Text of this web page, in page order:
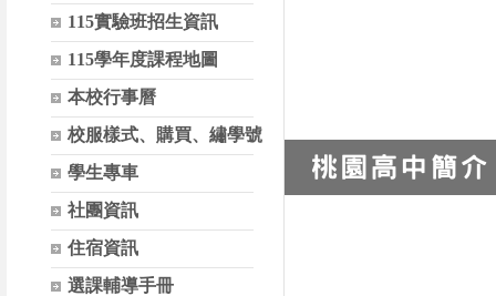
115實驗班招生資訊
115學年度課程地圖
本校行事曆
校服樣式、購買、繡學號
學生專車
社團資訊
住宿資訊
選課輔導手冊